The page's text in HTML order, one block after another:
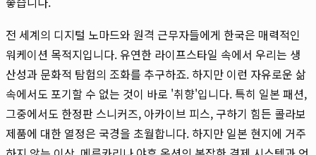
전 세계의 디지털 노마드와 원격 근무자들에게 한국은 매력적인
워케이션 목적지입니다. 유연한 라이프스타일 속에서 우리는 생
산성과 문화적 탐험의 조화를 추구하죠. 하지만 이런 자유로운 삶
속에서도 포기할 수 없는 것이 바로 '취향'입니다. 특히 일본 패션,
그중에서도 한정판 스니커즈, 아카이브 피스, 구하기 힘든 콜라보
제품에 대한 열정은 국경을 초월합니다. 하지만 일본 현지에 거주